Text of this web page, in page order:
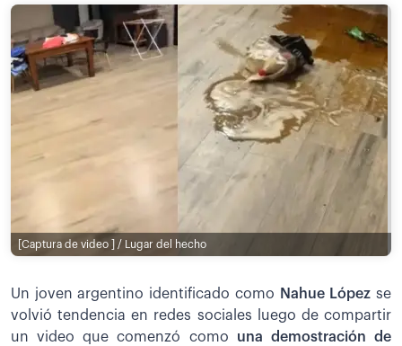
[Captura de video ] / Lugar del hecho
Un joven argentino identificado como Nahue Lópezse
volvió tendencia en redes sociales luego de compartir
un video que comenzó como una demostración de